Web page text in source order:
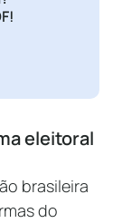
eleitoral
brasileira
do